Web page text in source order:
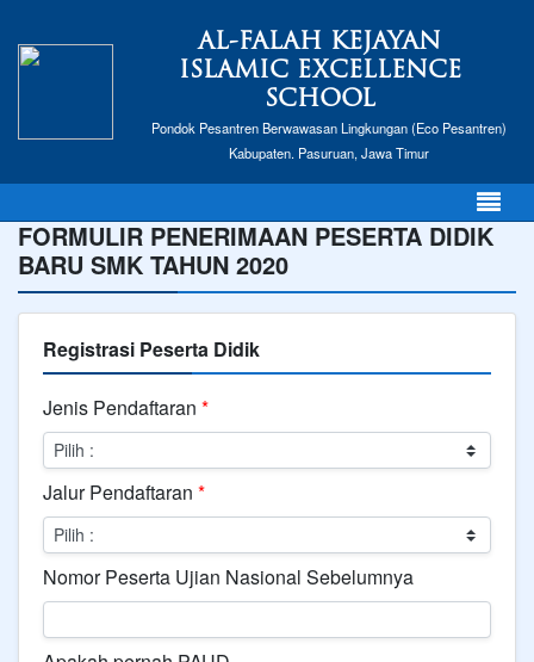
AL-FALAH KEJAYAN
ISLAMIC EXCELLENCE
SCHOOL
Pondok Pesantren Berwawasan Lingkungan (Eco Pesantren)
Kabupaten. Pasuruan, Jawa Timur
FORMULIR PENERIMAAN PESERTA DIDIK
BARU SMK TAHUN 2020
Registrasi Peserta Didik
Jenis Pendaftaran *
Jalur Pendaftaran *
Nomor Peserta Ujian Nasional Sebelumnya